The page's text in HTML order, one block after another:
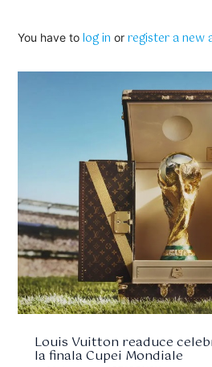
You have tolog in orregister a new
Louis Vuitton readuce
la finala Cupei Mondiale